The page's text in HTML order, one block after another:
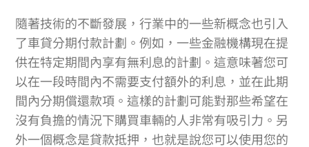
隨著技術的不斷發展，行業中的一些新概念也引入
了車貸分期付款計劃。例如，一些金融機構現在提
供在特定期間內享有無利息的計劃。這意味著您可
以在一段時間內不需要支付額外的利息，並在此期
間內分期償還款項。這樣的計劃可能對那些希望在
沒有負擔的情況下購買車輛的人非常有吸引力。另
外一個概念是貸款抵押，也就是說您可以使用您的